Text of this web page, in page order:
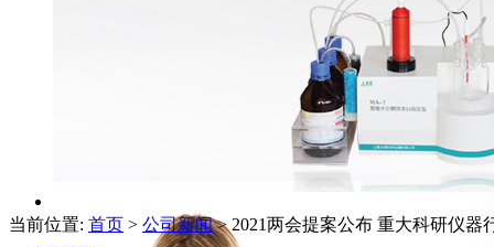
当前位置: 首页 > 公司新闻> 2021两会提案公布 重大科研仪器